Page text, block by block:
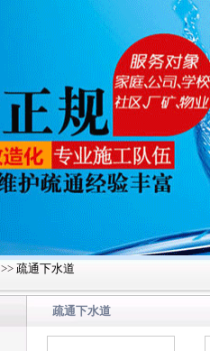
>> 疏通下水道
疏通下水道